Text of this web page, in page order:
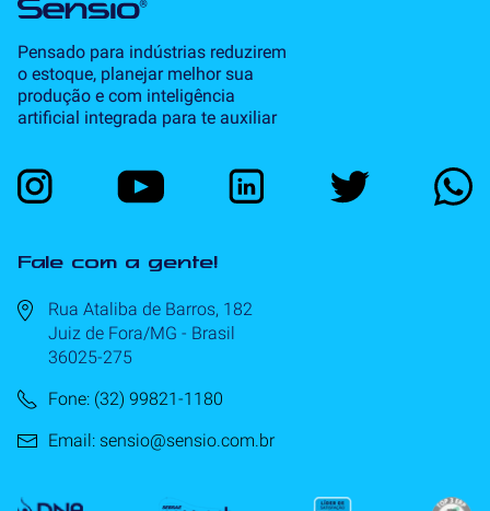
Pensado para indústrias reduzirem
o estoque, planejar melhor sua
produção e com inteligência
artificial integrada para te auxiliar
Fale com a gente!
Rua Ataliba de Barros, 182
Juiz de Fora/MG - Brasil
36025-275
Fone: (32) 99821-1180
Email: sensio@sensio.com.br